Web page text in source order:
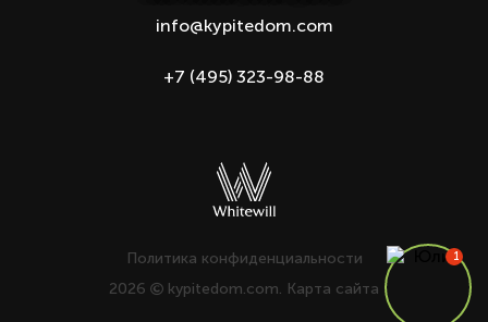
info@kypitedom.com
+7 (495) 323-98-88
Политика конфиденциальности
2026
kypitedom.com. Карта сайта